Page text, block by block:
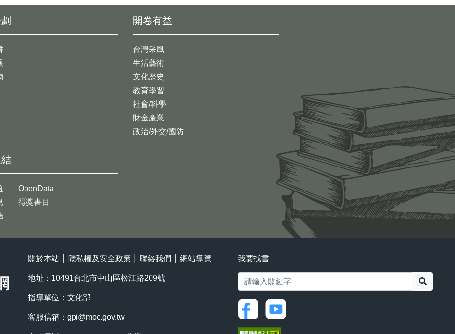
開卷有益
台灣采風
生活藝術
文化歷史
教育學習
社會/科學
財金產業
政治/外交/國防
OpenData
得獎書目
關於本站 隱私權及安全政策 聯絡我們 網站導覽
地址：10491台北市中山區松江路209號
指導單位：文化部
客服信箱： gpi@moc.gov.tw
我要找書